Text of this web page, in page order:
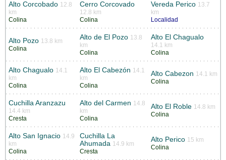
Alto Corcobado 12.8
km
Colina
Cerro Corcovado
12.8 km
Colina
Vereda Perico 13.7
km
Localidad
Alto Pozo 13.8 km
Colina
Alto de El Pozo 13.8
km
Colina
Alto El Chagualo
14.1 km
Colina
Alto Chagualo 14.1
km
Colina
Alto El Cabezón 14.1
km
Colina
Alto Cabezon 14.1 km
Colina
Cuchilla Aranzazu
14.4 km
Cresta
Alto del Carmen 14.8
km
Colina
Alto El Roble 14.8 km
Colina
Alto San Ignacio 14.9
km
Colina
Cuchilla La
Ahumada 14.9 km
Cresta
Alto Perico 15 km
Colina